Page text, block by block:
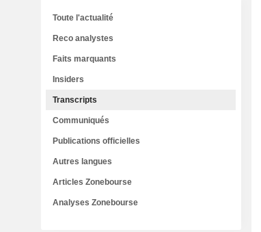
Toute l'actualité
Reco analystes
Faits marquants
Insiders
Transcripts
Communiqués
Publications officielles
Autres langues
Articles Zonebourse
Analyses Zonebourse